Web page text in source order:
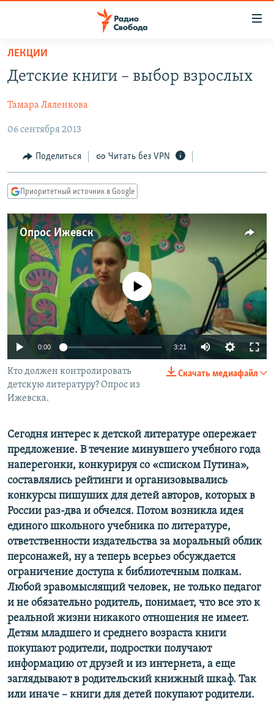
упрощенного
доступа
содержанию
Вернутся
главной
навигации
Вернутся
поиску
ПОДКАСТЫ
АВТОРСКИЕ ПРОЕКТЫ
ЦИТАТЫ СВОБОДЫ
МНЕНИЯ
КУЛЬТУРА
IDEL.РЕАЛИИ
КАВКАЗ.РЕАЛИИ
СЕВЕР.РЕАЛИИ
СИБИРЬ.РЕАЛИИ
РАСПИСАНИЕ ВЕЩАНИЯ
ПОДПИШИТЕСЬ НА РАССЫЛКУ
ЛЕКЦИИ
Детские книги – выбор взрослых
Тамара Ляленкова
06 сентября 2013
Поделиться Читать без VPN
Приоритетный источник в Google
Опрос Ижевск
No media source currently available
0:00 3:21
Скачать медиафайл
Кто должен контролировать
детскую литературу? Опрос из
Ижевска.
Сегодня интерес к детской литературе опережает
предложение. В течение минувшего учебного года
наперегонки, конкурируя со «списком Путина»,
составлялись рейтинги и организовывались
конкурсы пишуших для детей авторов, которых в
России раз-два и обчелся. Потом возникла идея
единого школьного учебника по литературе,
ответственности издательства за моральный облик
персонажей, ну а теперь всерьез обсуждается
ограничение доступа к библиотечным полкам.
Любой зравомыслящий человек, не только педагог
и не обязательно родитель, понимает, что все это к
реальной жизни никакого отношения не имеет.
Детям младшего и среднего возраста книги
покупают родители, подростки получают
информацию от друзей и из интернета, а еще
заглядывают в родительский книжный шкаф. Так
или иначе – книги для детей покупают родители.